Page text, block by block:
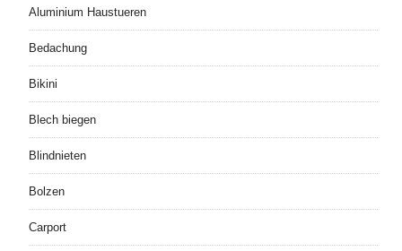
Aluminium Haustueren
Bedachung
Bikini
Blech biegen
Blindnieten
Bolzen
Carport